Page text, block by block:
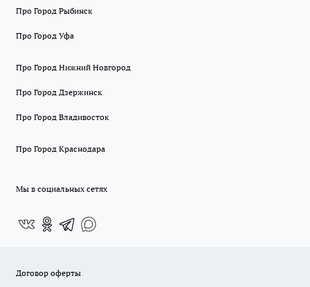
Про Город Рыбинск
Про Город Уфа
Про Город Нижний Новгород
Про Город Дзержинск
Про Город Владивосток
Про Город Краснодара
Мы в социальных сетях
Договор оферты